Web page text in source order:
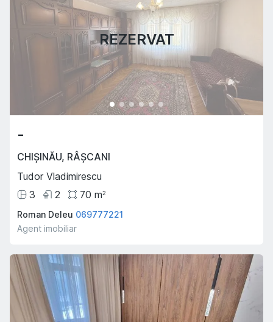
REZERVAT
-
CHIȘINĂU, RÂȘCANI
Tudor Vladimirescu
3
2 70 m2
Roman Deleu 069777221
Agent imobiliar